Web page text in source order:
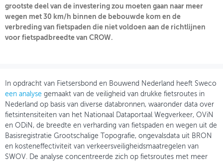
THEMASITES
MIJN PROFIEL
grootste deel van de investering zou moeten gaan naar meer
wegen met 30 km/h binnen de bebouwde kom en de
verbreding van fietspaden die niet voldoen aan de richtlijnen
voor fietspadbreedte van CROW.
In opdracht van Fietsersbond en Bouwend Nederland heeft Sweco
een analyse gemaakt van de veiligheid van drukke fietsroutes in
Nederland op basis van diverse databronnen, waaronder data over
fietsintensiteiten van het Nationaal Dataportaal Wegverkeer, OViN
en ODiN, de breedte en verharding van fietspaden en wegen uit de
Basisregistratie Grootschalige Topografie, ongevalsdata uit BRON
en kosteneffectiviteit van verkeersveiligheidsmaatregelen van
SWOV. De analyse concentreerde zich op fietsroutes met meer